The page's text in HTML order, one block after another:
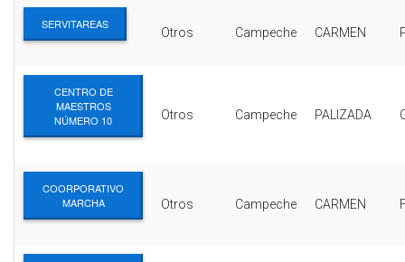
SERVITAREAS
Otros Campeche CARMEN
CENTRO DE
MAESTROS
NÚMERO 10
Otros Campeche PALIZADA
COORPORATIVO
MARCHA
Otros Campeche CARMEN